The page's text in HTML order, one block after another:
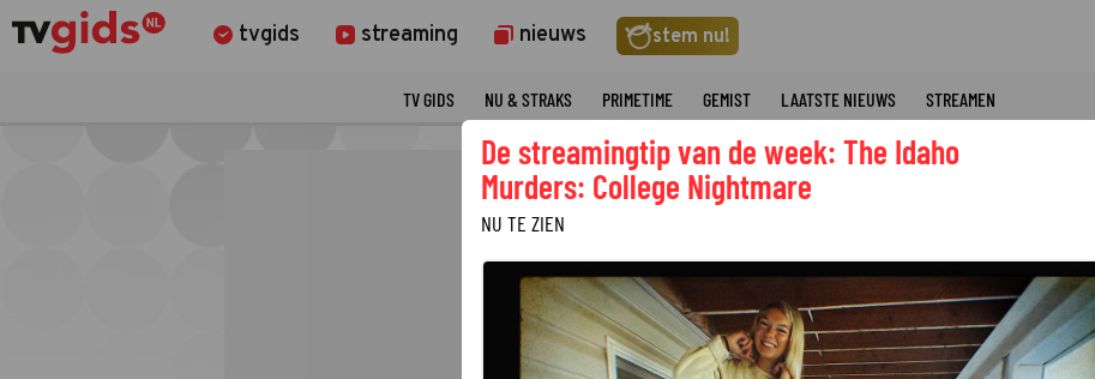
tvgids streaming nieuws stem nu!
TV GIDS NU & STRAKS PRIMETIME GEMIST LAATSTE NIEUWS STREAMEN
De streamingtip van de week: The Idaho
Murders: College Nightmare
NU TE ZIEN